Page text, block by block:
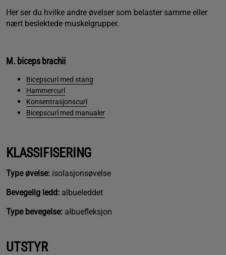
Her ser du hvilke andre øvelser som belaster samme eller
nært beslektede muskelgrupper.
M. biceps brachii
Bicepscurl med stang
Hammercurl
Konsentrasjonscurl
Bicepscurl med manualer
KLASSIFISERING
Type øvelse: isolasjonsøvelse
Bevegelig ledd: albueleddet
Type bevegelse: albuefleksjon
UTSTYR